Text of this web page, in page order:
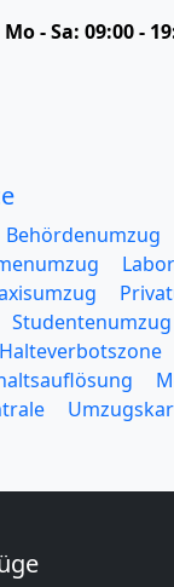
Mo - Sa: 09:00 -
Behördenumzug
Studentenumzug
Halteverbotszone